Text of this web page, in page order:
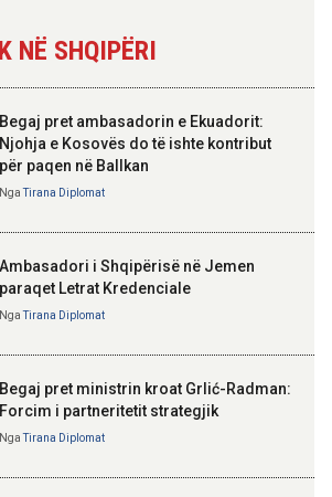
Libri
dhe
Skënderbeut dhe Ismail
Kosovë!
NË SHQIPËRI
Begaj pret ambasadorin e Ekuadorit:
Njohja e Kosovës do të ishte kontribut
për paqen në Ballkan
NgaTirana Diplomat
Ambasadori i Shqipërisë në Jemen
paraqet Letrat Kredenciale
NgaTirana Diplomat
Begaj pret ministrin kroat Grlić-Radman:
Forcim i partneritetit strategjik
NgaTirana Diplomat